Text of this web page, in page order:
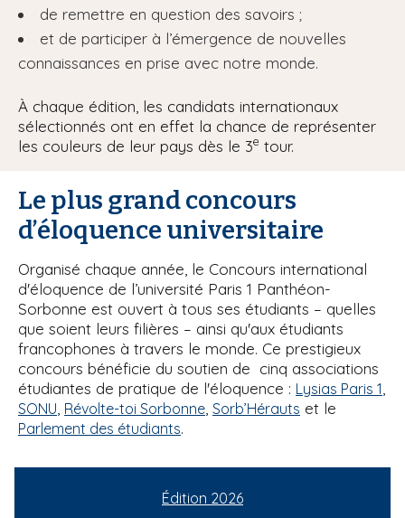
de remettre en question des savoirs ;
et de participer à l’émergence de nouvelles
connaissances en prise avec notre monde.
À chaque édition, les candidats internationaux
sélectionnés ont en effet la chance de représenter
les couleurs de leur pays dès le 3e tour.
Le plus grand concours
d’éloquence universitaire
Organisé chaque année, le Concours international
d'éloquence de l’université Paris 1 Panthéon-
Sorbonne est ouvert à tous ses étudiants – quelles
que soient leurs filières – ainsi qu'aux étudiants
francophones à travers le monde. Ce prestigieux
concours bénéficie du soutien de cinq associations
étudiantes de pratique de l'éloquence : Lysias Paris 1
SONU Révolte-toi Sorbonne Sorb’Hérauts et le
Parlement des étudiants.
Édition 2026